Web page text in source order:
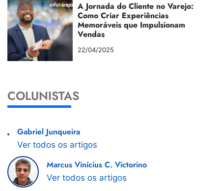
A Jornada do Cliente no Varejo:
Como Criar Experiências
Memoráveis que Impulsionam
Vendas
22/04/2025
COLUNISTAS
Gabriel Junqueira
Ver todos os artigos
Marcus Vinícius C. Victorino
Ver todos os artigos